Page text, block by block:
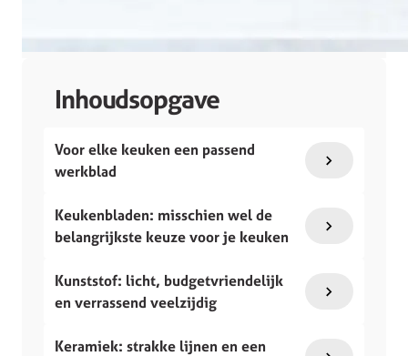
Inhoudsopgave
Voor elke keuken een passend
werkblad
Keukenbladen: misschien wel de
belangrijkste keuze voor je keuken
Kunststof: licht, budgetvriendelijk
en verrassend veelzijdig
Keramiek: strakke lijnen en een